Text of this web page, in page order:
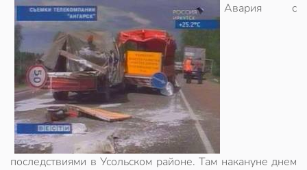
Авария с
последствиями в Усольском районе. Там накануне днем